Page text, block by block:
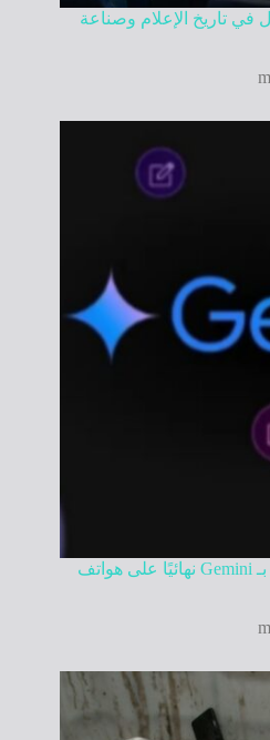
في تاريخ الإعلام وصناعة
جوجل تستبدل Google Assistant بـ Gemini نهائيًا على هواتف